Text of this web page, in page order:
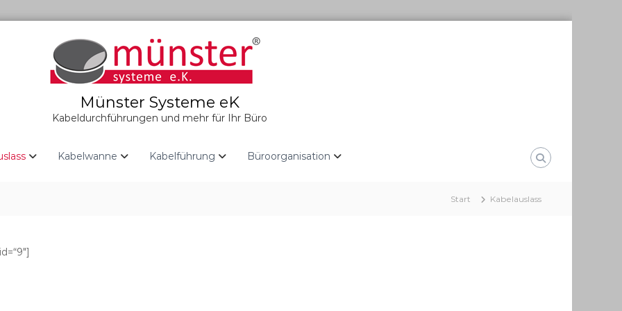
Münster Systeme eK
Kabeldurchführungen und mehr für Ihr Büro
Kabelwanne Kabelführung Büroorganisation
Start Kabelauslass